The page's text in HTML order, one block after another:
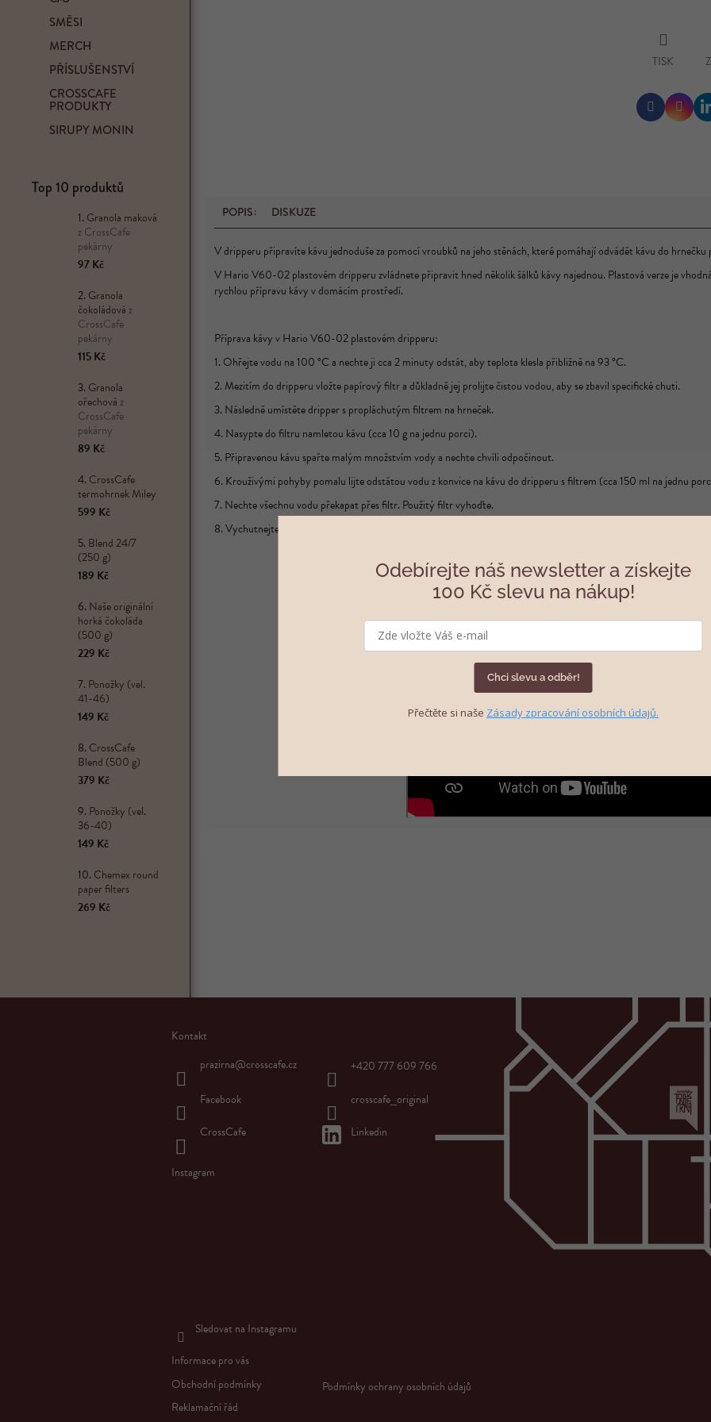
SMĚSI
MERCH
PŘÍSLUŠENSTVÍ
CROSSCAFE
PRODUKTY
SIRUPY MONIN
Top 10 produktů
Granola maková
z CrossCafe
pekárny
97 Kč
Granola
čokoládová z
CrossCafe
pekárny
115 Kč
Granola
ořechová z
CrossCafe
pekárny
89 Kč
CrossCafe
termohrnek Miley
599 Kč
Blend 24/7
(250 g)
189 Kč
Naše originální
horká čokoláda
(500 g)
229 Kč
Ponožky (vel.
41-46)
149 Kč
CrossCafe
Blend (500 g)
379 Kč
Ponožky (vel.
36-40)
149 Kč
Chemex round
paper filters
269 Kč
TISK
POPIS DISKUZE
V dripperu připravíte kávu jednoduše za pomocí vroubků na jeho stěnách, které pomáhají odvádět kávu do
V Hario V60-02 plastovém dripperu zvládnete připravit hned několik šálků kávy najednou. Plastová verze je
rychlou přípravu kávy v domácím prostředí.
Příprava kávy v Hario V60-02 plastovém dripperu:
1. Ohřejte vodu na 100 °C a nechte ji cca 2 minuty odstát, aby teplota klesla přibližně na 93 °C.
2. Mezitím do dripperu vložte papírový filtr a důkladně jej prolijte čistou vodou, aby se zbavil specifické chuti.
3. Následně umístěte dripper s propláchutým filtrem na hrneček.
4. Nasypte do filtru namletou kávu (cca 10 g na jednu porci).
5. Připravenou kávu spařte malým množstvím vody a nechte chvíli odpočinout.
6. Krouživými pohyby pomalu lijte odstátou vodu z konvice na kávu do dripperu s filtrem (cca 150 ml na jednu
7. Nechte všechnu vodu překapat přes filtr. Použitý filtr vyhoďte.
8. Vychutnejte si svoji kávu.
Z
Kontakt
prazirna@crosscafe.cz
+420 777 609 766
Facebook
crosscafe_original
CrossCafe
Linkedin
Instagram
Sledovat na Instagramu
Informace pro vás
Obchodní podmínky
Podmínky ochrany osobních údajů
Reklamační řád
Odebírejte náš newsletter a získejte
100 Kč slevu na nákup!
Chci slevu a odběr!
Přečtěte si naše Zásady zpracování osobních údajů.